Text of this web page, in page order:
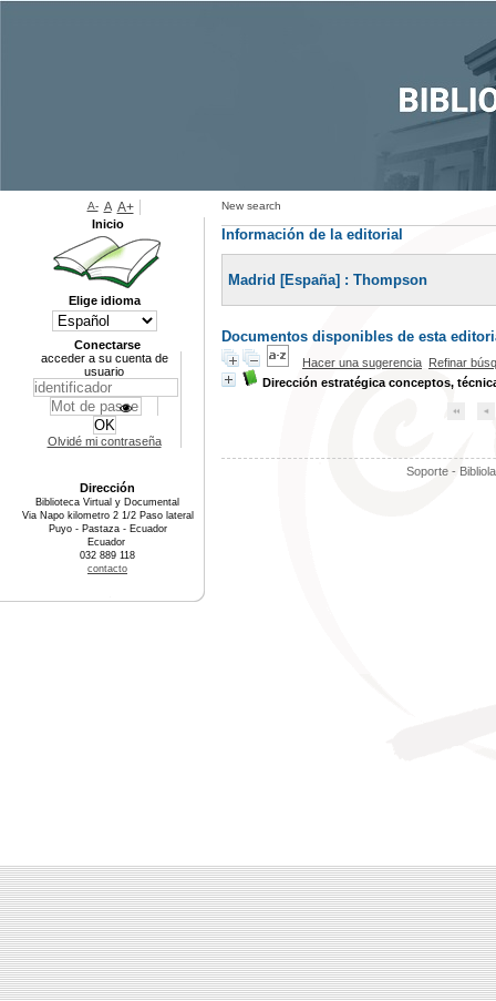
New search
Información de la editorial
Madrid [España] : Thompson
Documentos disponibles de esta
Hacer una sugerencia Refinar
Dirección estratégica conceptos,
Soporte -
A- A A+
Inicio
Elige idioma
Conectarse
acceder a su cuenta de
usuario
Olvidé mi contraseña
Dirección
Biblioteca Virtual y Documental
Via Napo kilometro 2 1/2 Paso lateral
Puyo - Pastaza - Ecuador
Ecuador
032 889 118
contacto